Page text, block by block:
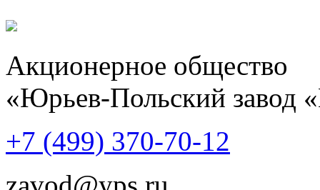
Акционерное общество
«Юрьев-Польский завод
+7 (499) 370-70-12